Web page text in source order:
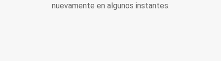
nuevamente en algunos instantes.